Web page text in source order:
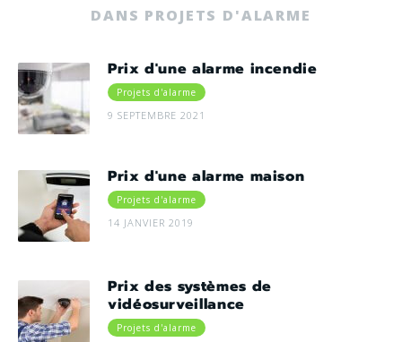
DANS PROJETS D'ALARME
Prix d'une alarme incendie
Projets d'alarme
9 SEPTEMBRE 2021
Prix d'une alarme maison
Projets d'alarme
14 JANVIER 2019
Prix des systèmes de
vidéosurveillance
Projets d'alarme